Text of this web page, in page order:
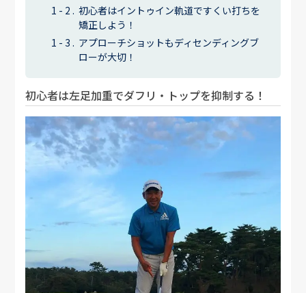
初心者はイントゥイン軌道ですくい打ちを
矯正しよう！
アプローチショットもディセンディングブ
ローが大切！
初心者は左足加重でダフリ・トップを抑制する！